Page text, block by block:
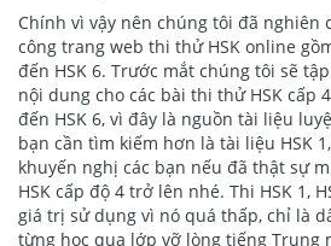
Chính vì vậy nên chúng tôi đã nghiên
công trang web thi thử HSK online
đến HSK 6. Trước mắt chúng tôi sẽ
nội dung cho các bài thi thử HSK cấp
đến HSK 6, vì đây là nguồn tài liệu
bạn cần tìm kiếm hơn là tài liệu HSK
khuyến nghị các bạn nếu đã thật sự
HSK cấp độ 4 trở lên nhé. Thi HSK 1,
giá trị sử dụng vì nó quá thấp, chỉ là
từng học qua lớp vỡ lòng tiếng Trung